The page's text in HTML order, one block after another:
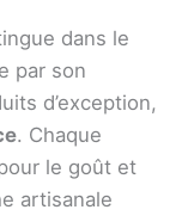
dans le
par son
d’exception,
. Chaque
le goût et
artisanale